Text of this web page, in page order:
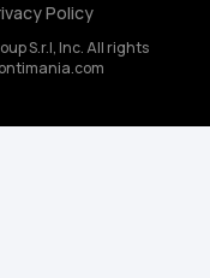
S.r.l, Inc. All rights
Policy